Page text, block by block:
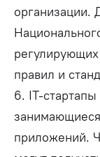
организации.
правил и
6. IT-стартапы
приложений.